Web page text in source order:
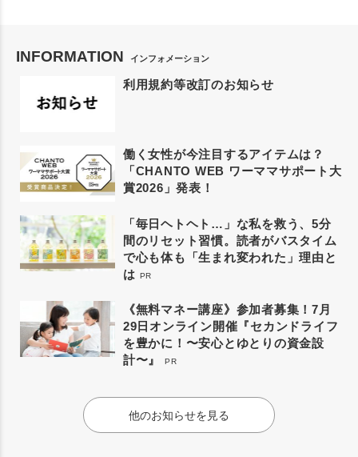
INFORMATION インフォメーション
利用規約等改訂のお知らせ
働く女性が今注目するアイテムは？
「CHANTO WEB ワーママサポート大
賞2026」発表！
「毎日ヘトヘト…」な私を救う、5分
間のリセット習慣。読者がバスタイム
で心も体も「生まれ変われた」理由と
は PR
《無料マネー講座》参加者募集！7月
29日オンライン開催『セカンドライフ
を豊かに！〜安心とゆとりの資金設
計〜』
PR
他のお知らせを見る